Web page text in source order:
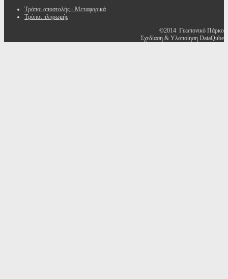
Τρόποι αποστολής - Μεταφορικά
Τρόποι πληρωμής
©2014 Γεωπονικό Πάρκο
Σχεδίαση & Υλοποίηση DataQube